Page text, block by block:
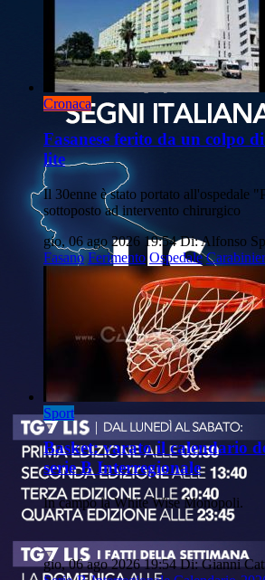
Cronaca
Fasanese ferito da un colpo
lite
Il 30enne è stato portato all'ospedale
sottoposto ad intervento chirurgico
gio, 06 ago 2026 19:54 Di: Alfonso
Fasano Ferimento Ospedale
Sport
Basket: varato il calendario
serie B Interregionale
In campo la White Wise Monopoli.
gio, 06 ago 2026 19:54 Di: Gianni